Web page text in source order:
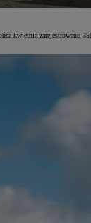
kwietnia zarejestrowano